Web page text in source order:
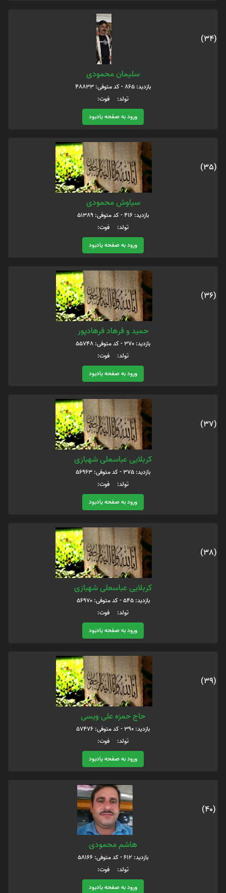
(34)
سلیمان محمودی
بازدید: 865 - کد متوفی: 48833
تولد: فوت:
ورود به صفحه یادبود
(35)
سیاوش محمودی
بازدید: 416 - کد متوفی: 51389
تولد: فوت:
ورود به صفحه یادبود
(36)
حمید و فرهاد فرهادپور
بازدید: 370 - کد متوفی: 55748
تولد: فوت:
ورود به صفحه یادبود
(37)
کربلایی عباسعلی شهبازی
بازدید: 375 - کد متوفی: 56963
تولد: فوت:
ورود به صفحه یادبود
(38)
کربلایی عباسعلی شهبازی
بازدید: 545 - کد متوفی: 56970
تولد: فوت:
ورود به صفحه یادبود
(39)
حاج حمزه علی ویسی
بازدید: 390 - کد متوفی: 57476
تولد: فوت:
ورود به صفحه یادبود
(40)
هاشم محمودی
بازدید: 612 - کد متوفی: 58166
تولد: فوت:
ورود به صفحه یادبود